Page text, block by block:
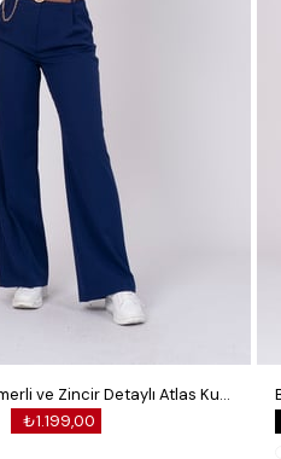
Bol Paça Cepli Kemerli ve Zincir Detaylı Atlas Kumaş Pantolon
₺1.199,00